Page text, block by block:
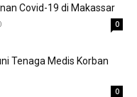
Covid-19 di Makassar
0
Tenaga Medis Korban
0